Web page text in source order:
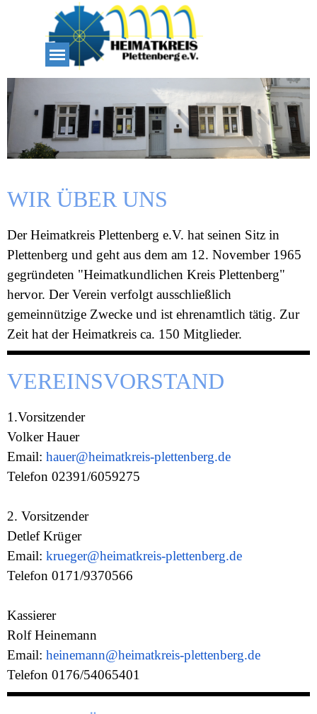
Direkt zum Seiteninhalt
Menü überspringen
WIR ÜBER UNS
Der Heimatkreis Plettenberg e.V. hat seinen Sitz in
Plettenberg und geht aus dem am 12. November 1965
gegründeten "Heimatkundlichen Kreis Plettenberg"
hervor. Der Verein verfolgt ausschließlich
gemeinnützige Zwecke und ist ehrenamtlich tätig. Zur
Zeit hat der Heimatkreis ca. 150 Mitglieder.
VEREINSVORSTAND
1.Vorsitzender
Volker Hauer
Email: hauer@heimatkreis-plettenberg.de
Telefon 02391/6059275
2. Vorsitzender
Detlef Krüger
Email: krueger@heimatkreis-plettenberg.de
Telefon 0171/9370566
Kassierer
Rolf Heinemann
Email: heinemann@heimatkreis-plettenberg.de
Telefon 0176/54065401